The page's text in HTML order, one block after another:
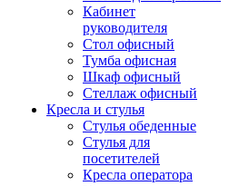
Кабинет
руководителя
Стол офисный
Тумба офисная
Шкаф офисный
Стеллаж офисный
Кресла и стулья
Стулья обеденные
Стулья для
посетителей
Кресла оператора